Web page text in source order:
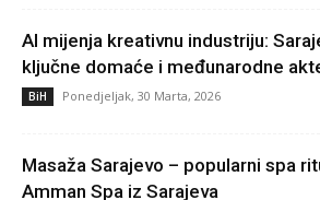
AI mijenja kreativnu industriju:
ključne domaće i međunarodne
BiH Ponedjeljak, 30 Marta, 2026
Masaža Sarajevo – popularni spa
Amman Spa iz Sarajeva